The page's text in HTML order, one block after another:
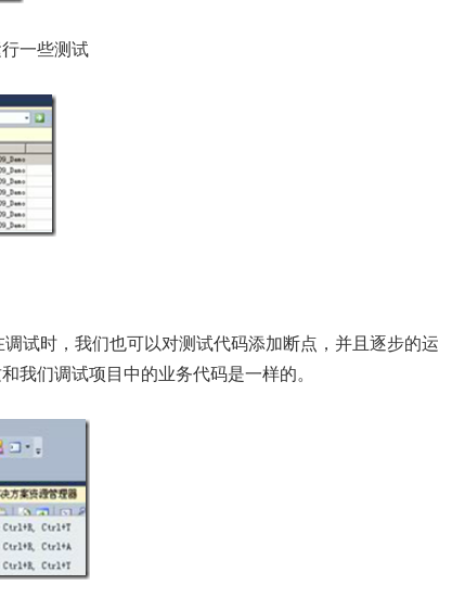
一些测试
试时，我们也可以对测试代码添加断点，并且逐步的运
我们调试项目中的业务代码是一样的。